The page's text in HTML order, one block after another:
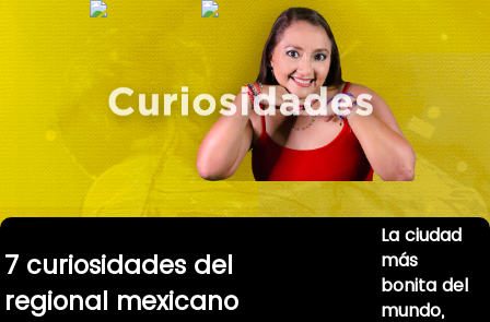
7 curiosidades del
regional mexicano
La ciudad
más
bonita del
mundo,